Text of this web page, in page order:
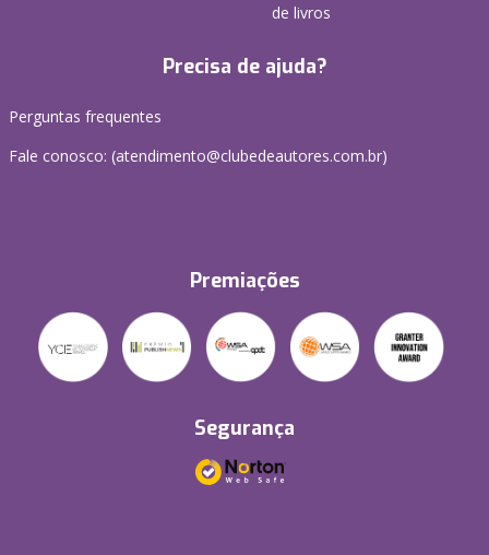
de livros
Precisa de ajuda?
Perguntas frequentes
Fale conosco: (atendimento@clubedeautores.com.br)
Premiações
Segurança